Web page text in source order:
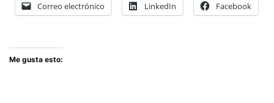
Correo electrónico LinkedIn Facebook
Me gusta esto: